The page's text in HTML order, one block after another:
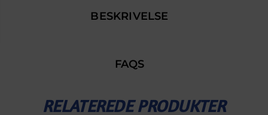
BESKRIVELSE
FAQS
RELATEREDE PRODUKTER